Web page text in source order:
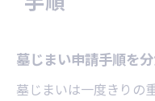
墓じまい申請手順を
墓じまいは一度きりの